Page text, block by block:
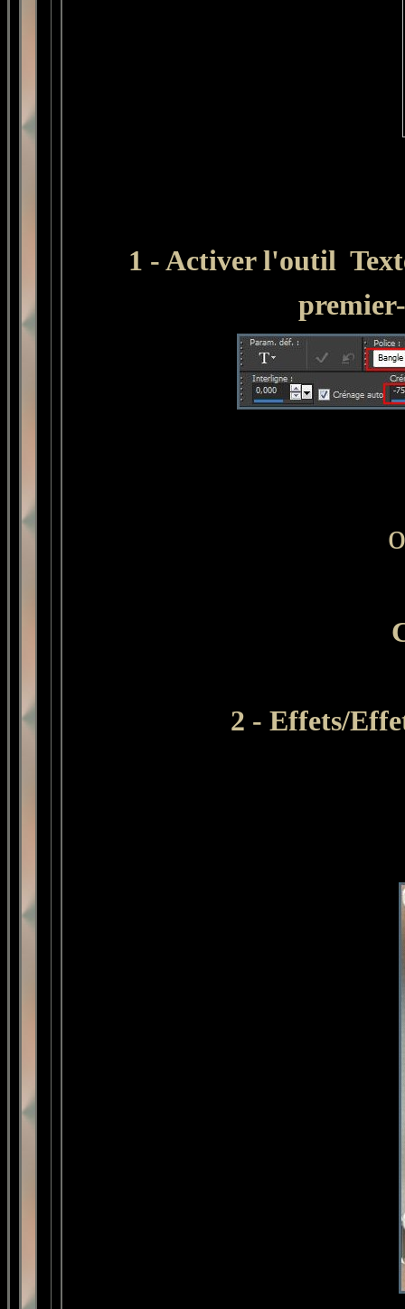
1 - Activer l'outil
2 - Effets/